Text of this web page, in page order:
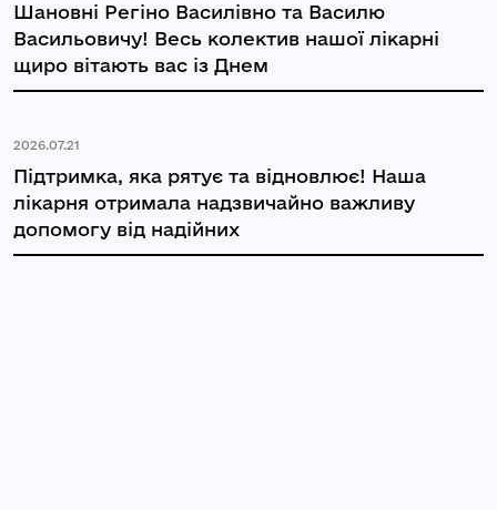
Шановні Регіно Василівно та Василю
Васильовичу! Весь колектив нашої лікарні
щиро вітають вас із Днем
2026.07.21
Підтримка, яка рятує та відновлює! Наша
лікарня отримала надзвичайно важливу
допомогу від надійних